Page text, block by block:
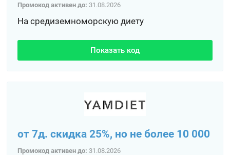
Промокод активен до: 31.08.2026
На средиземноморскую диету
Показать код
от 7д. скидка 25%, но не более 10 000
Промокод активен до: 31.08.2026